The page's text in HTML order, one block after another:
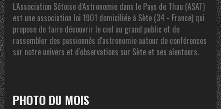
L'Association Sétoise d'Astronomie dans le Pays de Thau (ASAT)
est une association loi 1901 domiciliée à Sète (34 - France) qui
propose de faire découvrir le ciel au grand public et de
rassembler des passionnés d'astronomie autour de conférences
sur notre univers et d'observations sur Sète et ses alentours.
PHOTO DU MOIS